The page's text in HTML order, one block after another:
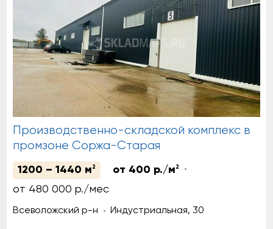
Производственно-складской комплекс в
промзоне Соржа-Старая
1200 – 1440 м 2 от 400 р./м 2
от 480 000 р./мес
Всеволожский р-н Индустриальная, 30